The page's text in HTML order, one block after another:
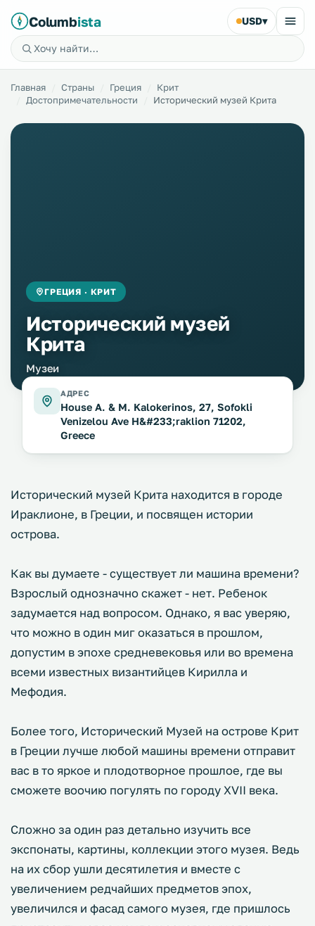
Columbista USD▾
Главная Страны Греция
Крит
Достопримечательности
Исторический музей Крита
ГРЕЦИЯ · КРИТ
Исторический музей
Крита
Музеи
АДРЕС
House A. & M. Kalokerinos, 27, Sofokli
Venizelou Ave H&#233;raklion 71202,
Greece
Исторический музей Крита находится в городе
Ираклионе, в Греции, и посвящен истории
острова.
Как вы думаете - существует ли машина времени?
Взрослый однозначно скажет - нет. Ребенок
задумается над вопросом. Однако, я вас уверяю,
что можно в один миг оказаться в прошлом,
допустим в эпохе средневековья или во времена
всеми известных византийцев Кирилла и
Мефодия.
Более того, Исторический Музей на острове Крит
в Греции лучше любой машины времени отправит
вас в то яркое и плодотворное прошлое, где вы
сможете воочию погулять по городу XVII века.
Сложно за один раз детально изучить все
экспонаты, картины, коллекции этого музея. Ведь
на их сбор ушли десятилетия и вместе с
увеличением редчайших предметов эпох,
увеличился и фасад самого музея, где пришлось